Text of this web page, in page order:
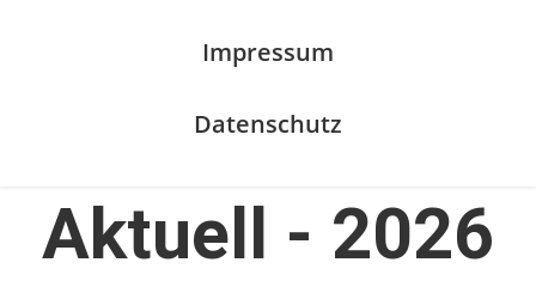
Impressum
Datenschutz
Aktuell - 2026